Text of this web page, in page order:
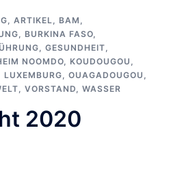
ARTIKEL BAM
BURKINA FASO
GESUNDHEIT
NOOMDO KOUDOUGOU
LUXEMBURG OUAGADOUGOU
VORSTAND WASSER
2020